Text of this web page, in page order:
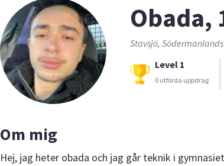
Obada,
Stavsjö,
Level 1
0 utförda uppdrag
Om mig
Hej, jag heter obada och jag går teknik i